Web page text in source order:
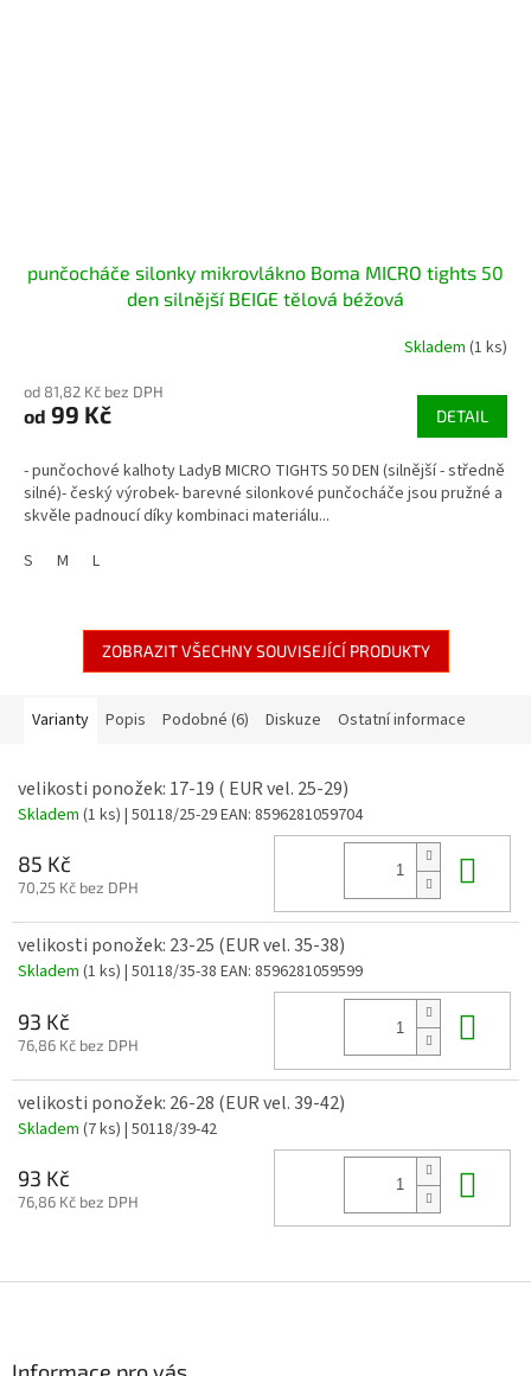
punčocháče silonky mikrovlákno Boma MICRO tights 50
den silnější BEIGE tělová béžová
Skladem (1 ks)
od 81,82 Kč bez DPH
od 99 Kč DETAIL
- punčochové kalhoty LadyB MICRO TIGHTS 50 DEN (silnější - středně
silné)- český výrobek- barevné silonkové punčocháče jsou pružné a
skvěle padnoucí díky kombinaci materiálu...
S
M L
ZOBRAZIT VŠECHNY SOUVISEJÍCÍ PRODUKTY
Varianty Popis Podobné (6) Diskuze Ostatní informace
velikosti ponožek: 17-19 ( EUR vel. 25-29)
Skladem (1 ks) | 50118/25-29EAN: 8596281059704
85 Kč
70,25 Kč bez DPH
velikosti ponožek: 23-25 (EUR vel. 35-38)
Skladem (1 ks) | 50118/35-38 EAN: 8596281059599
93 Kč
76,86 Kč bez DPH
velikosti ponožek: 26-28 (EUR vel. 39-42)
Skladem (7 ks) | 50118/39-42
93 Kč
76,86 Kč bez DPH